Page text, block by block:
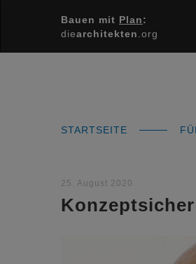
Bauen mit Plan:
diearchitekten .org
STARTSEITE
25. August 2020